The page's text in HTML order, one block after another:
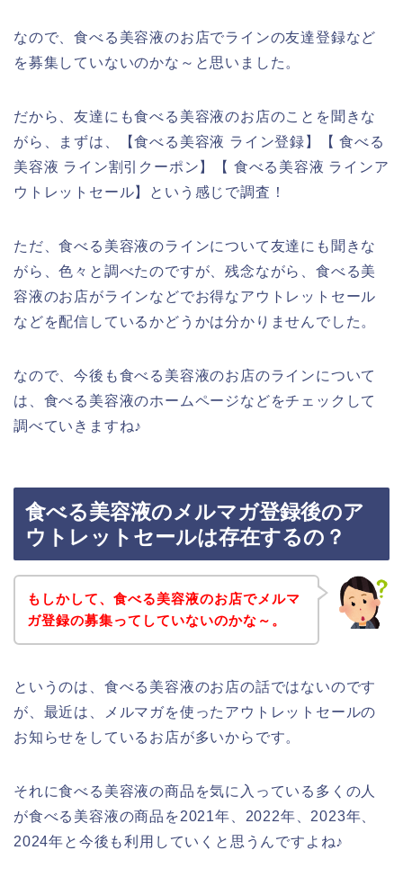
なので、食べる美容液のお店でラインの友達登録など
を募集していないのかな～と思いました。
だから、友達にも食べる美容液のお店のことを聞きな
がら、まずは、【食べる美容液 ライン登録】【 食べる
美容液 ライン割引クーポン】【 食べる美容液 ラインア
ウトレットセール】という感じで調査！
ただ、食べる美容液のラインについて友達にも聞きな
がら、色々と調べたのですが、残念ながら、食べる美
容液のお店がラインなどでお得なアウトレットセール
などを配信しているかどうかは分かりませんでした。
なので、今後も食べる美容液のお店のラインについて
は、食べる美容液のホームページなどをチェックして
調べていきますね♪
食べる美容液のメルマガ登録後のア
ウトレットセールは存在するの？
もしかして、食べる美容液のお店でメルマ
ガ登録の募集ってしていないのかな～。
というのは、食べる美容液のお店の話ではないのです
が、最近は、メルマガを使ったアウトレットセールの
お知らせをしているお店が多いからです。
それに食べる美容液の商品を気に入っている多くの人
が食べる美容液の商品を2021年、2022年、2023年、
2024年と今後も利用していくと思うんですよね♪